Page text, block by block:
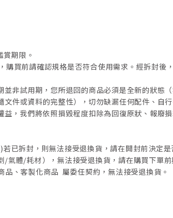
期限。
買前請確認規格是否符合使用需求。經拆封後
非試用期，您所退回的商品必須是全新的狀態
文件或資料的完整性），切勿缺漏任何配件、
，我們將依照損毀程度扣除為回復原狀、報廢
已拆封，則無法接受退換貨，請在開封前決定是
氣體/耗材），無法接受退換貨，請在購買下單
、客製化商品 屬委任契約，無法接受退換貨。